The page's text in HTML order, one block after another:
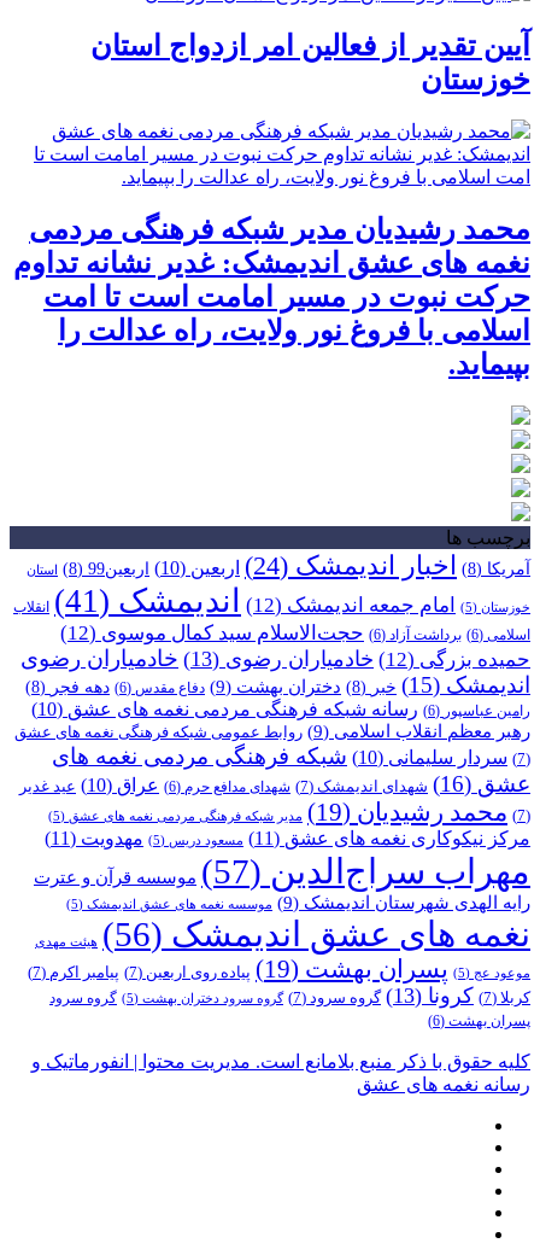
آیین تقدیر از فعالین امر ازدواج استان
خوزستان
محمد رشیدیان مدیر شبکه فرهنگی مردمی
نغمه های عشق اندیمشک: غدیر نشانه تداوم
حرکت نبوت در مسیر امامت است تا امت
اسلامی با فروغ نور ولایت، راه عدالت را
بپیماید.
برچسب ها
آمریکا (8) اخبار اندیمشک (24) اربعین (10) اربعین99 (8) استان
خوزستان (5) امام جمعه اندیمشک (12) اندیمشک (41)
انقلاب
اسلامی (6) برداشت آزاد (6) حجت‌الاسلام سید کمال موسوی (12)
حمیده بزرگی (12) خادمیاران رضوی (13)
خادمیاران رضوی
اندیمشک (15) خبر (8) دختران بهشت (9) دفاع مقدس (6) دهه فجر (8)
رامین عباسپور (6) رسانه شبکه فرهنگی مردمی نغمه های عشق (10)
رهبر معظم انقلاب اسلامی (9)
روابط عمومی شبکه فرهنگی نغمه های عشق
(7)
سردار سلیمانی (10)
شبکه فرهنگی مردمی نغمه های
عشق (16) شهدای اندیمشک (7) شهدای مدافع حرم (6) عراق (10)
عید غدیر
(7)
محمد رشیدیان (19) مدیر شبکه فرهنگی مردمی نغمه های عشق (5)
مرکز نیکوکاری نغمه های عشق (11) مسعود دریس (5) مهدویت (11)
مهراب سراج‌الدین (57)
موسسه قرآن و عترت
رایه الهدی شهرستان اندیمشک (9) موسسه نغمه های عشق اندیمشک (5)
نغمه های عشق اندیمشک (56) هیئت مهدی
موعود عج (5) پسران بهشت (19) پیاده روی اربعین (7) پیامبر اکرم (7)
کربلا (7) کرونا (13) گروه سرود (7) گروه سرود دختران بهشت (5)
گروه سرود
پسران بهشت (6)
کلیه حقوق با ذکر منبع بلامانع است. مدیریت محتوا | انفورماتیک و
رسانه نغمه های عشق